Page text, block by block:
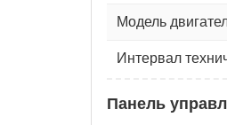
Модель
Интервал
Панель